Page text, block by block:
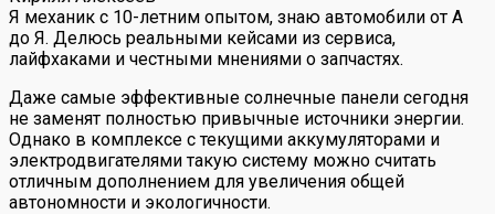
Я механик с 10-летним опытом, знаю автомобили от А
до Я. Делюсь реальными кейсами из сервиса,
лайфхаками и честными мнениями о запчастях.
Даже самые эффективные солнечные панели сегодня
не заменят полностью привычные источники энергии.
Однако в комплексе с текущими аккумуляторами и
электродвигателями такую систему можно считать
отличным дополнением для увеличения общей
автономности и экологичности.